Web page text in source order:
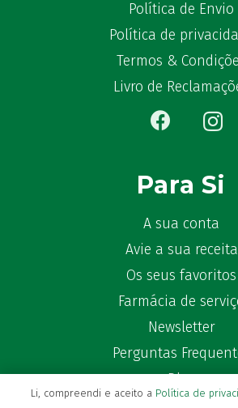
Política de Envio
Política de
Termos &
Livro de
Para Si
A sua conta
Avie a sua receita
Os seus favoritos
Farmácia de
Newsletter
Perguntas
Blog
Li, compreendi e aceito a Política de